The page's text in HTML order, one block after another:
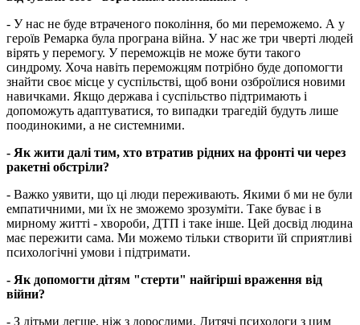
- У нас не буде втраченого покоління, бо ми переможемо. А у
героїв Ремарка була програна війна. У нас же три чверті людей
вірять у перемогу. У переможців не може бути такого
синдрому. Хоча навіть переможцям потрібно буде допомогти
знайти своє місце у суспільстві, щоб вони озброїлися новими
навичками. Якщо держава і суспільство підтримають і
допоможуть адаптуватися, то випадки трагедій будуть лише
поодинокими, а не системними.
- Як жити далі тим, хто втратив рідних на фронті чи через
ракетні обстріли?
- Важко уявити, що ці люди переживають. Якими б ми не були
емпатичними, ми їх не зможемо зрозуміти. Таке буває і в
мирному житті - хвороби, ДТП і таке інше. Цей досвід людина
має пережити сама. Ми можемо тільки створити їй сприятливі
психологічні умови і підтримати.
- Як допомогти дітям "стерти" найгірші враження від
війни?
- З дітьми легше, ніж з дорослими. Дитячі психологи з цим